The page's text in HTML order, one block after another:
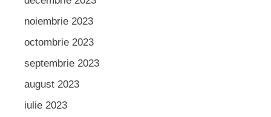
noiembrie 2023
octombrie 2023
septembrie 2023
august 2023
iulie 2023